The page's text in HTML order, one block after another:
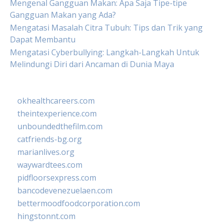
Mengenal Gangguan Makan: Apa Saja Tipe-tipe
Gangguan Makan yang Ada?
Mengatasi Masalah Citra Tubuh: Tips dan Trik yang
Dapat Membantu
Mengatasi Cyberbullying: Langkah-Langkah Untuk
Melindungi Diri dari Ancaman di Dunia Maya
okhealthcareers.com
theintexperience.com
unboundedthefilm.com
catfriends-bg.org
marianlives.org
waywardtees.com
pidfloorsexpress.com
bancodevenezuelaen.com
bettermoodfoodcorporation.com
hingstonnt.com